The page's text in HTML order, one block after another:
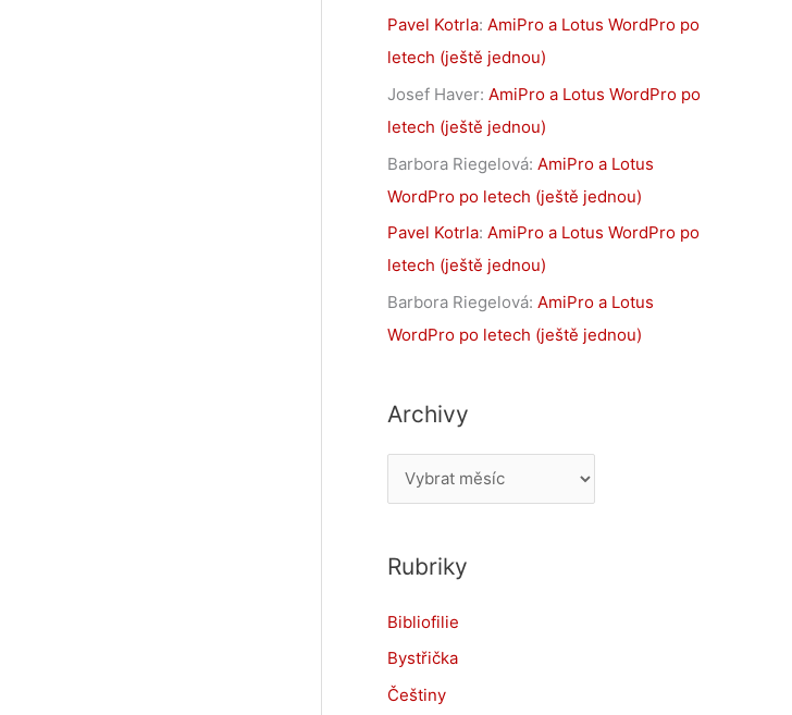
Pavel Kotrla: AmiPro a Lotus WordPro po
letech (ještě jednou)
Josef Haver: AmiPro a Lotus WordPro po
letech (ještě jednou)
Barbora Riegelová: AmiPro a Lotus
WordPro po letech (ještě jednou)
Pavel Kotrla: AmiPro a Lotus WordPro po
letech (ještě jednou)
Barbora Riegelová: AmiPro a Lotus
WordPro po letech (ještě jednou)
Archivy
r
h
v
y
Rubriky
Bibliofilie
Bystřička
Češtiny